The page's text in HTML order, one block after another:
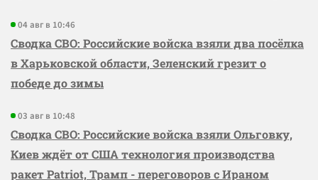
04 авг в 10:46
Сводка СВО: Российские войска взяли два посёлка
в Харьковской области, Зеленский грезит о
победе до зимы
03 авг в 10:48
Сводка СВО: Российские войска взяли Ольговку,
Киев ждёт от США технология производства
ракет Patriot, Трамп - переговоров с Ираном